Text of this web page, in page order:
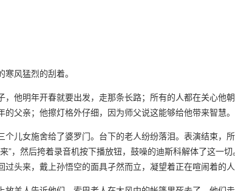
风猛烈的刮着。
他明年开春就要出发，走那条长路；所有的人都在关心他
父亲；他擦灯格外仔细，因为师父说这能够给他带来智慧。
儿女施舍给了婆罗门。台下的老人纷纷落泪。表演结束，
，然后挎着录音机按下播放钮，鼓噪的迪斯科解体了这一切。
头来，戴上孙悟空的面具孑然而立，凝望着正在喧闹着的人